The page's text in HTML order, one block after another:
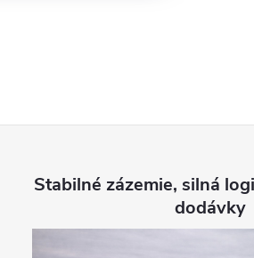
Stabilné zázemie, silná
dodávky